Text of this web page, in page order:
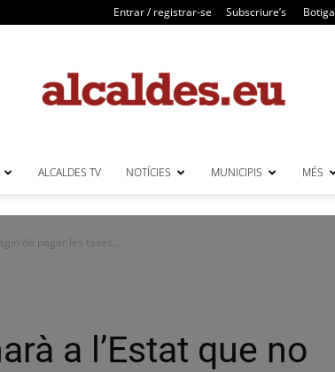
Entrar / registrar-se Subscriure’s Botiga
ALCALDES TV NOTÍCIES MUNICIPIS MÉS
de pagar les taxes...
a l’Estat que no